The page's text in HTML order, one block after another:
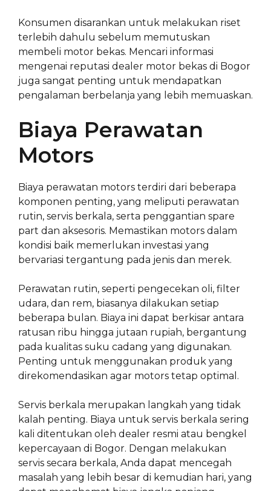
Konsumen disarankan untuk melakukan riset
terlebih dahulu sebelum memutuskan
membeli motor bekas. Mencari informasi
mengenai reputasi dealer motor bekas di Bogor
juga sangat penting untuk mendapatkan
pengalaman berbelanja yang lebih memuaskan.
Biaya Perawatan
Motors
Biaya perawatan motors terdiri dari beberapa
komponen penting, yang meliputi perawatan
rutin, servis berkala, serta penggantian spare
part dan aksesoris. Memastikan motors dalam
kondisi baik memerlukan investasi yang
bervariasi tergantung pada jenis dan merek.
Perawatan rutin, seperti pengecekan oli, filter
udara, dan rem, biasanya dilakukan setiap
beberapa bulan. Biaya ini dapat berkisar antara
ratusan ribu hingga jutaan rupiah, bergantung
pada kualitas suku cadang yang digunakan.
Penting untuk menggunakan produk yang
direkomendasikan agar motors tetap optimal.
Servis berkala merupakan langkah yang tidak
kalah penting. Biaya untuk servis berkala sering
kali ditentukan oleh dealer resmi atau bengkel
kepercayaan di Bogor. Dengan melakukan
servis secara berkala, Anda dapat mencegah
masalah yang lebih besar di kemudian hari, yang